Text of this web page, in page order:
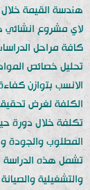
هندسة القيمة
لاي مشروع
كافة مراحل
تحليل خصائص
الانسب بتوازن
الكلفة لغرض
تكلفة خلال دورة
المطلوب والجودة
تشمل هذه الدراسة
والتشغيلية والصيانة